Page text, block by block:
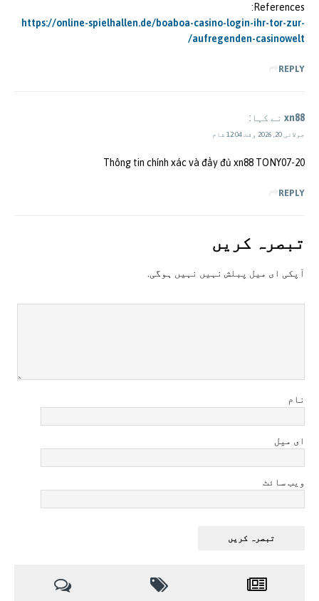
References:
https://online-spielhallen.de/boaboa-casino-login-ihr-tor-zur-
aufregenden-casinowelt/
REPLY
xn88 نے کہا:
جولائی 20, 2026 وقت 12:04 شام
Thông tin chính xác và đầy đủ xn88 TONY07-20
REPLY
تبصرہ کريں
آپکی ای ميل پبلش نہيں نہيں ہوگی.
نام
ای میل
ویب سائٹ